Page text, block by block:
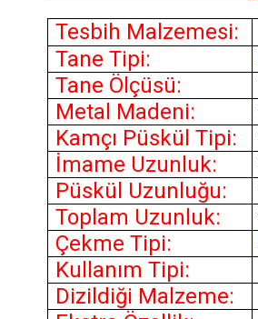
Tesbih Malzemesi:
Tane Tipi:
Tane Ölçüsü:
Metal Madeni:
Kamçı Püskül Tipi:
İmame Uzunluk:
Püskül Uzunluğu:
Toplam Uzunluk:
Çekme Tipi:
Kullanım Tipi:
Dizildiği Malzeme: